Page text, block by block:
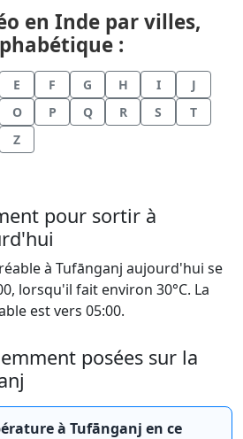
en Inde par villes,
:
E F G H I
J
O P Q R S
T
Z
pour sortir à
à Tufānganj aujourd'hui se
lorsqu'il fait environ 30°C. La
est vers 05:00.
posées sur la
à Tufānganj en ce